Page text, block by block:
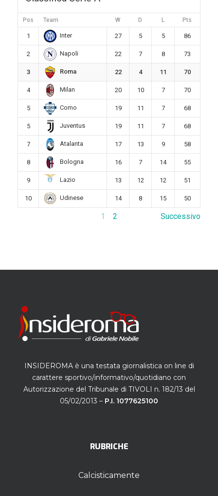
Pos Team W D L Pts
1 Inter 27 5 5 86
2 Napoli 22 7 8 73
3 Roma 22 4 11 70
4 Milan 20 10 7 70
5 Como 19 11 7 68
5 Juventus 19 11 7 68
7 Atalanta 17 13 9 58
8 Bologna 16 7 14 55
9 Lazio 13 12 12 51
10 Udinese 14 8 15 50
1 2 Successivo
INSIDEROMA è una testata giornalistica on line di
carattere sportivo/informativo/quotidiano con
Autorizzazione del Tribunale di TIVOLI n. 182/13 del
05/02/2013 – P.I. 1077625100
RUBRICHE
Calcisticamente